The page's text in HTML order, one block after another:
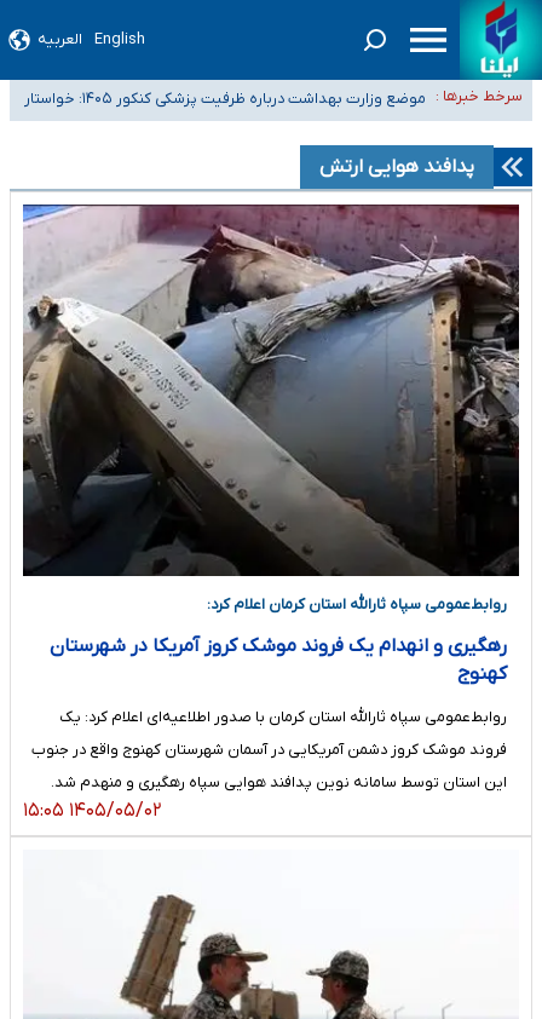
English العربیه
سرخط خبرها :
۴۰ تا ۵۰ روز گرمای نسبی در پیش داریم/ دمای تهران به ۳۸ درجه می‌رسد
موضع وزارت بهداشت درباره ظرفیت پزشکی کنکور ۱۴۰۵: خواستار
اصلاح ظرفیت‌ها هستیم، اما هنوز پاسخ مشخصی نگرفته‌ایم
تعویق آزمون ورودی دکترای تخصصی فرماندهی صحنه عملیات و دکترای
تخصصی جغرافیای نظامی دافوس آجا
خبرنگاران راویان حقیقت با دغدغه نان، مسکن و بیمه
آخرین وضعیت شیوع عفونت‌های تنفسی در کشور/ خوزستان و کرمان بالاتر از
آستانه هشدار
پدافند هوایی ارتش
روابط‌عمومی سپاه ثارالله استان کرمان اعلام کرد:
رهگیری و انهدام یک فروند موشک کروز آمریکا در شهرستان
کهنوج
روابط‌عمومی سپاه ثارالله استان کرمان با صدور اطلاعیه‌ای اعلام کرد: یک
فروند موشک کروز دشمن آمریکایی در آسمان شهرستان کهنوج واقع در جنوب
این استان توسط سامانه نوین پدافند هوایی سپاه رهگیری و منهدم شد.
۱۴۰۵/۰۵/۰۲ ۱۵:۰۵